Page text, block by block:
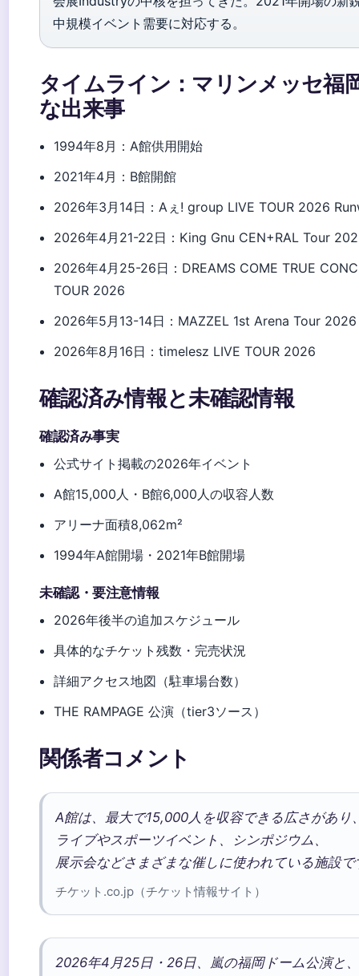
中規模イベント需要に対応する。
タイムライン：マリンメッセ福
な出来事
1994年8月 ：A館供用開始
2021年4月 ：B館開館
2026年3月14日 ：Aぇ! group LIVE TOUR 2026
2026年4月21-22日 ：King Gnu CEN+RAL Tour
2026年4月25-26日 ：DREAMS COME TRUE
TOUR 2026
2026年5月13-14日 ：MAZZEL 1st Arena Tour
2026年8月16日 ：timelesz LIVE TOUR 2026
確認済み情報と未確認情報
確認済み事実
公式サイト掲載の2026年イベント
A館15,000人・B館6,000人の収容人数
アリーナ面積8,062m²
1994年A館開場・2021年B館開場
未確認・要注意情報
2026年後半の追加スケジュール
具体的なチケット残数・完売状況
詳細アクセス地図（駐車場台数）
THE RAMPAGE 公演（tier3ソース）
関係者コメント
A館は、最大で15,000人を収容できる広さがあり
ライブやスポーツイベント、シンポジウム、
展示会などさまざまな催しに使われている施設で
チケット.co.jp（チケット情報サイト）
2026年4月25日・26日、嵐の福岡ドーム公演と、